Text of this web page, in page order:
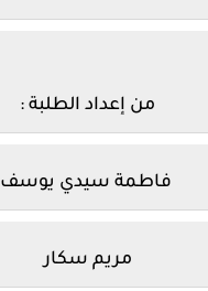
من إعداد الطلبة :
فاطمة سيدي يوسف
مريم سكار